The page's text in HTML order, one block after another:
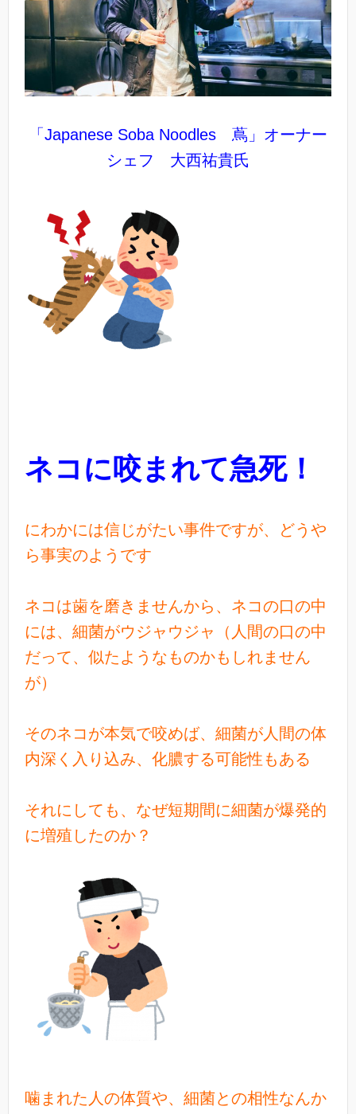
「Japanese Soba Noodles 蔦」オーナー
シェフ 大西祐貴氏
ネコに咬まれて急死！
にわかには信じがたい事件ですが、どうや
ら事実のようです
ネコは歯を磨きませんから、ネコの口の中
には、細菌がウジャウジャ（人間の口の中
だって、似たようなものかもしれません
が）
そのネコが本気で咬めば、細菌が人間の体
内深く入り込み、化膿する可能性もある
それにしても、なぜ短期間に細菌が爆発的
に増殖したのか？
噛まれた人の体質や、細菌との相性なんか